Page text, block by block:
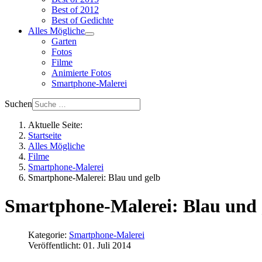
Best of 2012
Best of Gedichte
Alles Mögliche
Garten
Fotos
Filme
Animierte Fotos
Smartphone-Malerei
Suchen
Aktuelle Seite:
Startseite
Alles Mögliche
Filme
Smartphone-Malerei
Smartphone-Malerei: Blau und gelb
Smartphone-Malerei: Blau und
Kategorie: Smartphone-Malerei
Veröffentlicht: 01. Juli 2014